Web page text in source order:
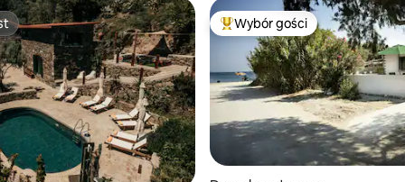
Najpopularniejsze z kategorii
Wybór gości